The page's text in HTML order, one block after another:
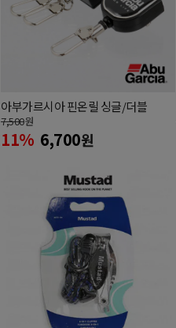
아부가르시아 핀온릴 싱글/더블
7,500원
11% 6,700원